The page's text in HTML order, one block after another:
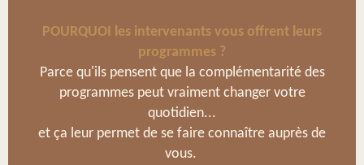
POURQUOI les intervenants vous offrent leurs
programmes ?
Parce qu'ils pensent que la complémentarité des
programmes peut vraiment changer votre
quotidien...
et ça leur permet de se faire connaître auprès de
vous.